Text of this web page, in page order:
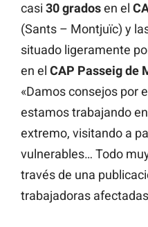
casi 30gradosen el
(Sants – Montjuïc) y
situado ligeramente
en el CAP Passeig de
«Damos consejos por
estamos trabajando
extremo, visitando a
vulnerables… Todo
través de una
trabajadoras